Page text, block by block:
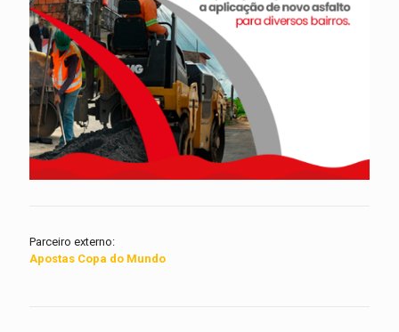
Parceiro externo:
Apostas Copa do Mundo